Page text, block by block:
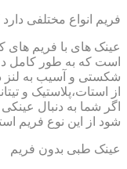
فریم انواع مختلفی
است که به طور کامل
شکستی و آسیب به لنز
از استات،پلاستیک و
اگر شما به دنبال
شود از این نوع فریم
عینک طبی بدون فریم